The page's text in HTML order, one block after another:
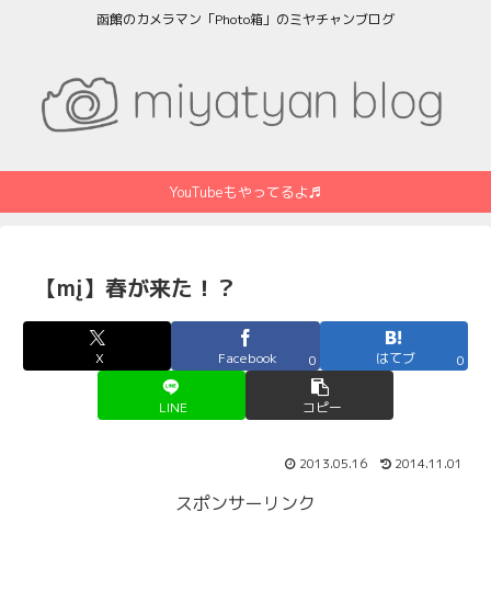
函館のカメラマン「Photo箱」のミヤチャンブログ
YouTubeもやってるよ♬
【mį】春が来た！？
X Facebook 0 はてブ 0
LINE コピー
2013.05.16 2014.11.01
スポンサーリンク